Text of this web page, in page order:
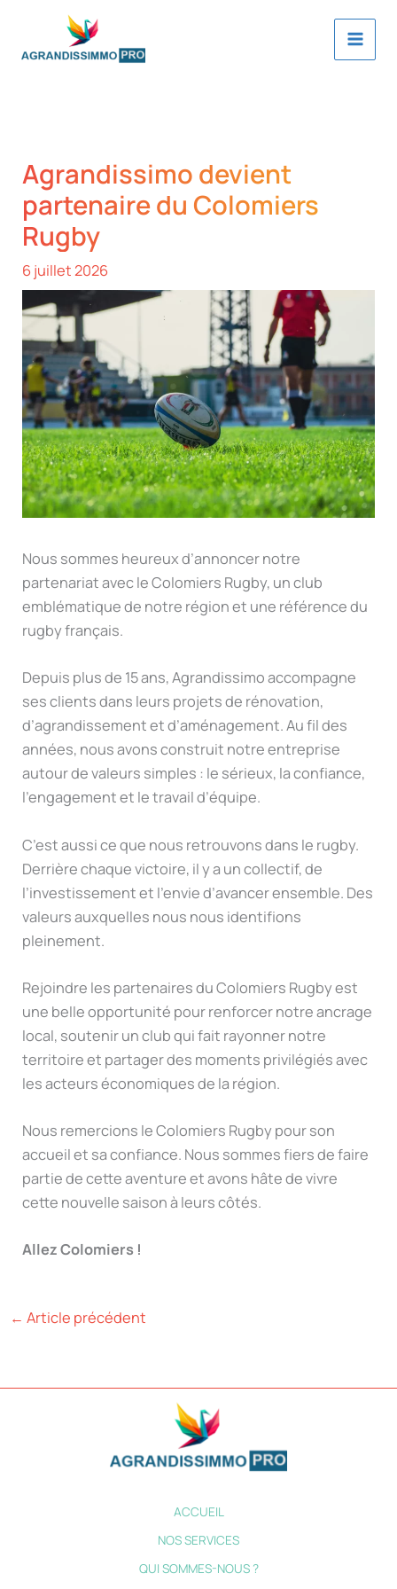
contenu
Agrandissimo devient
partenaire du Colomiers
Rugby
6 juillet 2026
Nous sommes heureux d’annoncer notre
partenariat avec le Colomiers Rugby, un club
emblématique de notre région et une référence du
rugby français.
Depuis plus de 15 ans, Agrandissimo accompagne
ses clients dans leurs projets de rénovation,
d’agrandissement et d’aménagement. Au fil des
années, nous avons construit notre entreprise
autour de valeurs simples : le sérieux, la confiance,
l’engagement et le travail d’équipe.
C’est aussi ce que nous retrouvons dans le rugby.
Derrière chaque victoire, il y a un collectif, de
l’investissement et l’envie d’avancer ensemble. Des
valeurs auxquelles nous nous identifions
pleinement.
Rejoindre les partenaires du Colomiers Rugby est
une belle opportunité pour renforcer notre ancrage
local, soutenir un club qui fait rayonner notre
territoire et partager des moments privilégiés avec
les acteurs économiques de la région.
Nous remercions le Colomiers Rugby pour son
accueil et sa confiance. Nous sommes fiers de faire
partie de cette aventure et avons hâte de vivre
cette nouvelle saison à leurs côtés.
Allez Colomiers !
← Article précédent
ACCUEIL
NOS SERVICES
QUI SOMMES-NOUS ?